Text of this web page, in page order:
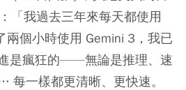
「我過去三年來每天都使用
兩個小時使用 Gemini 3，我已
是瘋狂的——無論是推理、速
一樣都更清晰、更快速。